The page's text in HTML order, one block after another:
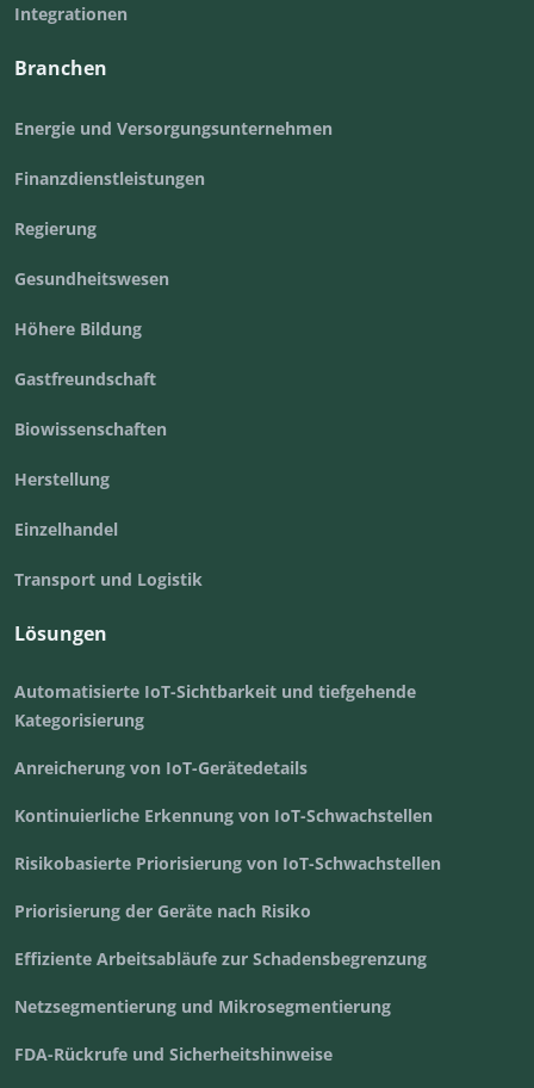
Integrationen
Branchen
Energie und Versorgungsunternehmen
Finanzdienstleistungen
Regierung
Gesundheitswesen
Höhere Bildung
Gastfreundschaft
Biowissenschaften
Herstellung
Einzelhandel
Transport und Logistik
Lösungen
Automatisierte IoT-Sichtbarkeit und tiefgehende
Kategorisierung
Anreicherung von IoT-Gerätedetails
Kontinuierliche Erkennung von IoT-Schwachstellen
Risikobasierte Priorisierung von IoT-Schwachstellen
Priorisierung der Geräte nach Risiko
Effiziente Arbeitsabläufe zur Schadensbegrenzung
Netzsegmentierung und Mikrosegmentierung
FDA-Rückrufe und Sicherheitshinweise